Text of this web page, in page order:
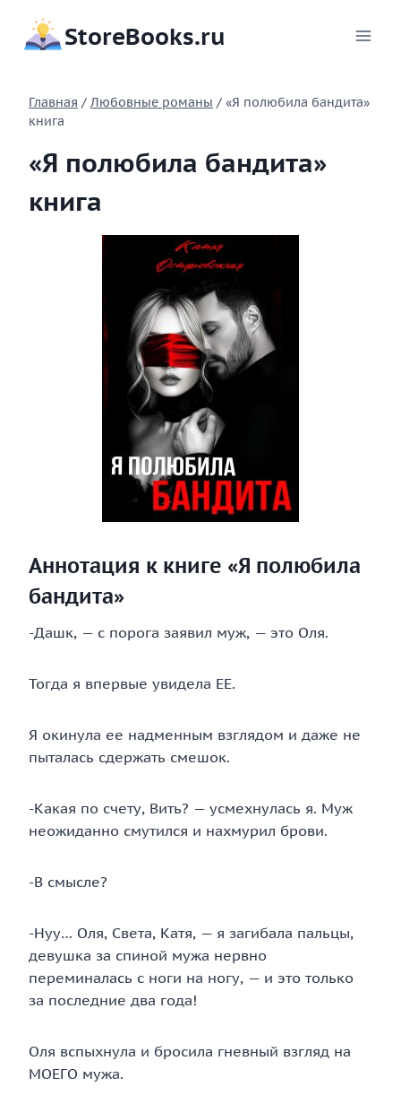
содержимому
StoreBooks.ru
Главная / Любовные романы / «Я полюбила бандита»
книга
«Я полюбила бандита»
книга
Аннотация к книге «Я полюбила
бандита»
-Дашк, — с порога заявил муж, — это Оля.
Тогда я впервые увидела ЕЕ.
Я окинула ее надменным взглядом и даже не
пыталась сдержать смешок.
-Какая по счету, Вить? — усмехнулась я. Муж
неожиданно смутился и нахмурил брови.
-В смысле?
-Нуу… Оля, Света, Катя, — я загибала пальцы,
девушка за спиной мужа нервно
переминалась с ноги на ногу, — и это только
за последние два года!
Оля вспыхнула и бросила гневный взгляд на
МОЕГО мужа.